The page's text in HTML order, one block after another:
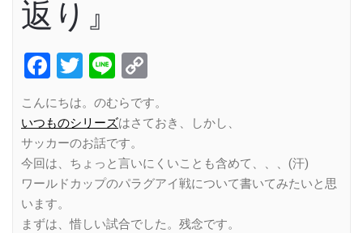
返り』
Facebook
Twitter
Line
Link
こんにちは。のむらです。
いつものシリーズはさておき、しかし、
サッカーのお話です。
今回は、ちょっと言いにくいことも含めて、、、(汗)
ワールドカップのパラグアイ戦について書いてみたいと思
います。
まずは、惜しい試合でした。残念です。